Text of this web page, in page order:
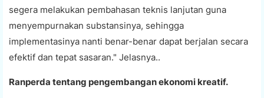
segera melakukan pembahasan teknis lanjutan guna
menyempurnakan substansinya, sehingga
implementasinya nanti benar-benar dapat berjalan secara
efektif dan tepat sasaran." Jelasnya..
Ranperda tentang pengembangan ekonomi kreatif.